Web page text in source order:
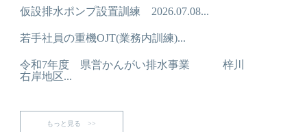
仮設排水ポンプ設置訓練 2026.07.08...
若手社員の重機OJT(業務内訓練)...
令和7年度 県営かんがい排水事業 梓川
右岸地区...
もっと見る >>